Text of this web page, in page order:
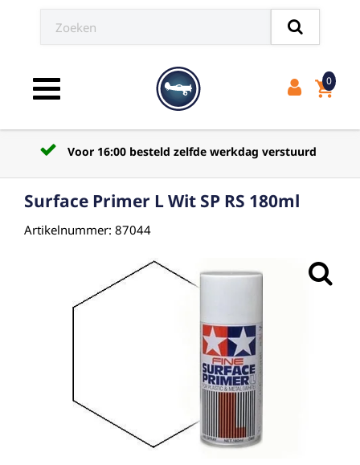
Toggle navigation shopping_cart
0
Voor 16:00 besteld zelfde werkdag verstuurd
Surface Primer L Wit SP RS 180ml
Artikelnummer: 87044